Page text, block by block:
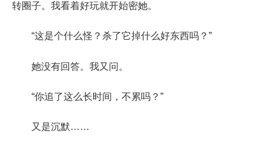
转圈子。我看着好玩就开始密她。
“这是个什么怪？杀了它掉什么好东西吗？”
她没有回答。我又问。
“你追了这么长时间，不累吗？”
又是沉默……